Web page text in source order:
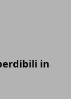
in